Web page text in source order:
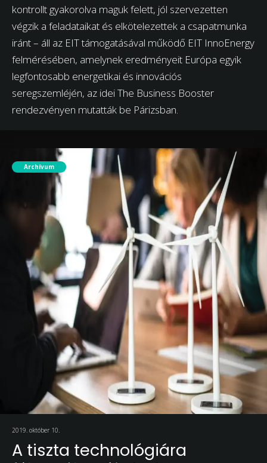
kontrollt gyakorolva maguk felett, jól szervezetten
végzik a feladataikat és elkötelezettek a csapatmunka
iránt – áll az EIT támogatásával működő EIT InnoEnergy
felmérésében, amelynek eredményeit Európa egyik
legfontosabb energetikai és innovációs
seregszemléjén, az idei The Business Booster
rendezvényen mutatták be Párizsban.
Archívum
2019. október 10.
A tiszta technológiára